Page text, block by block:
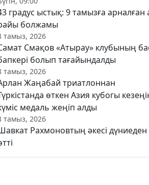
градус ыстық: 9 тамызға арналған
болжамы
тамыз, 2026
Смақов «Атырау» клубының
болып тағайындалды
тамыз, 2026
Жаңабай триатлоннан
өткен Азия кубогы
медаль жеңіп алды
тамыз, 2026
Рахмоновтың әкесі дүниеден